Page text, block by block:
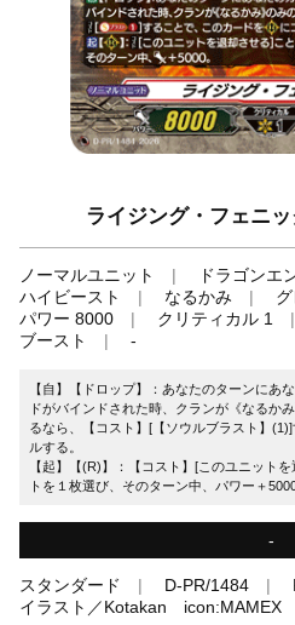
ライジング・フェニッ
ノーマルユニット
ドラゴンエ
ハイビースト
なるかみ
パワー 8000
クリティカル 1
ブースト
-
【自】【ドロップ】：あなたのターンにあ
ドがバインドされた時、クランが《なるか
るなら、【コスト】[【ソウルブラスト】
ルする。
【起】【(R)】：【コスト】[このユニット
トを１枚選び、そのターン中、パワー＋5000
-
スタンダード D-PR/1484
イラスト／Kotakan icon:MAMEX